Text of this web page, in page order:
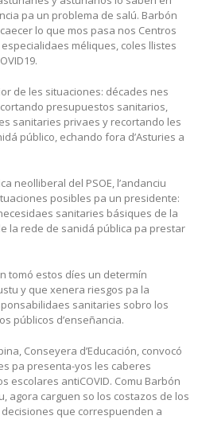
pa un problema de salú. Barbón
lo que mos pasa nos Centros
méliques, coles llistes
de les situaciones: décades nes
presupuestos sanitarios,
sanitaries privaes y recortando les
público, echando fora d’Asturies a
neolliberal del PSOE, l’andanciu
posibles pa un presidente:
sanitaries básiques de la
la rede de sanidá pública pa prestar
tomó estos díes un determín
y que xenera riesgos pa la
sanitaries sobro los
públicos d’enseñancia.
Conseyera d’Educación, convocó
pa presenta-yos les caberes
escolares antiCOVID. Comu Barbón
agora carguen so los costazos de los
que correspuenden a